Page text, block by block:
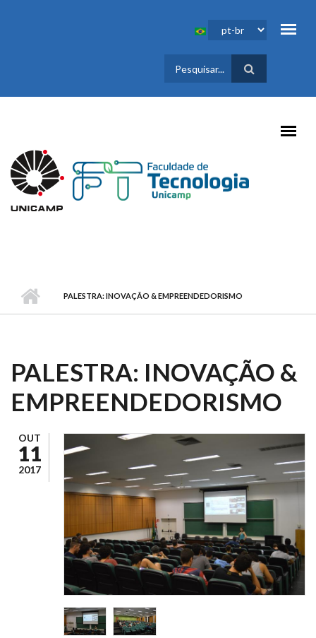
FORMULÁRIO
DE BUSCA
PALESTRA: INOVAÇÃO & EMPREENDEDORISMO
PALESTRA: INOVAÇÃO &
EMPREENDEDORISMO
OUT
11
2017